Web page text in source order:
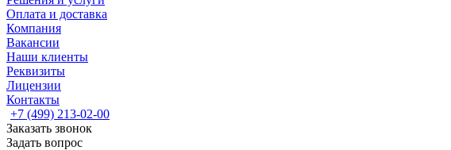
Оплата и доставка
Компания
Вакансии
Наши клиенты
Реквизиты
Лицензии
Контакты
+7 (499) 213-02-00
Заказать звонок
Задать вопрос